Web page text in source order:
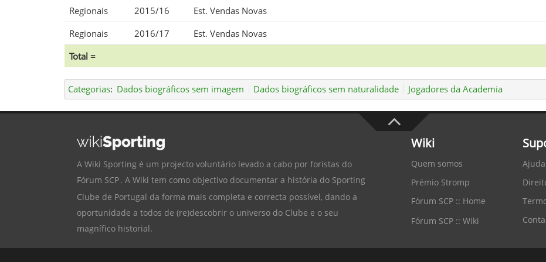
Regionais
2015/16
Est. Vendas Novas
Regionais
2016/17
Est. Vendas Novas
Total =
Categorias: Dados biográficos sem imagem Dados biográficos sem naturalidade Jogadores da Academia
A Wiki Sporting é um projecto voluntário levado a cabo por foristas do
Fórum SCP. A Wiki tem como objectivo documentar a história do Sporting
Clube de Portugal da forma mais completa e correcta possível, dando a
oportunidade a todos de (re)descobrir o universo do Clube e o seu
magnífico historial.
Wiki
Quem somos
Prémio Stromp
Fórum SCP :: Home
Fórum SCP :: Wiki
Ajuda